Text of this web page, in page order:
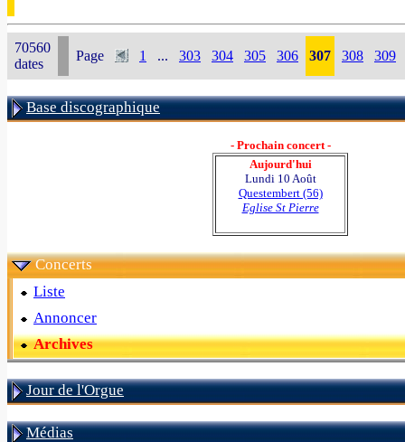
70560
dates
Page 1 ... 303 304 305 306 307 308 309
Base discographique
- Prochain concert -
Aujourd'hui
Lundi 10 Août
Questembert (56)
Eglise St Pierre
Concerts
Liste
Annoncer
Archives
Jour de l'Orgue
Médias